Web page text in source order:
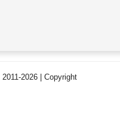
2011-2026 | Copyright